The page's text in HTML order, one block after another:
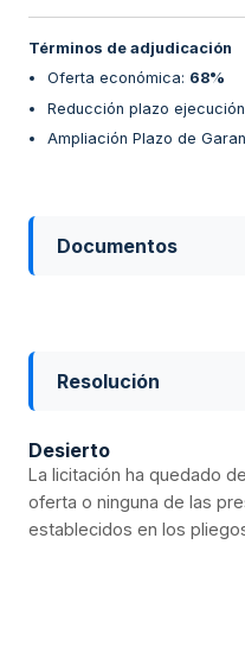
Términos de adjudicación
Oferta económica: 68%
Reducción plazo ejecución
Ampliación Plazo de
Documentos
Resolución
Desierto
La licitación ha quedado
oferta o ninguna de las
establecidos en los